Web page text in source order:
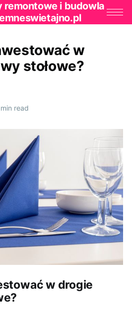
remontowe i budowla
w
stołowe?
read
w drogie